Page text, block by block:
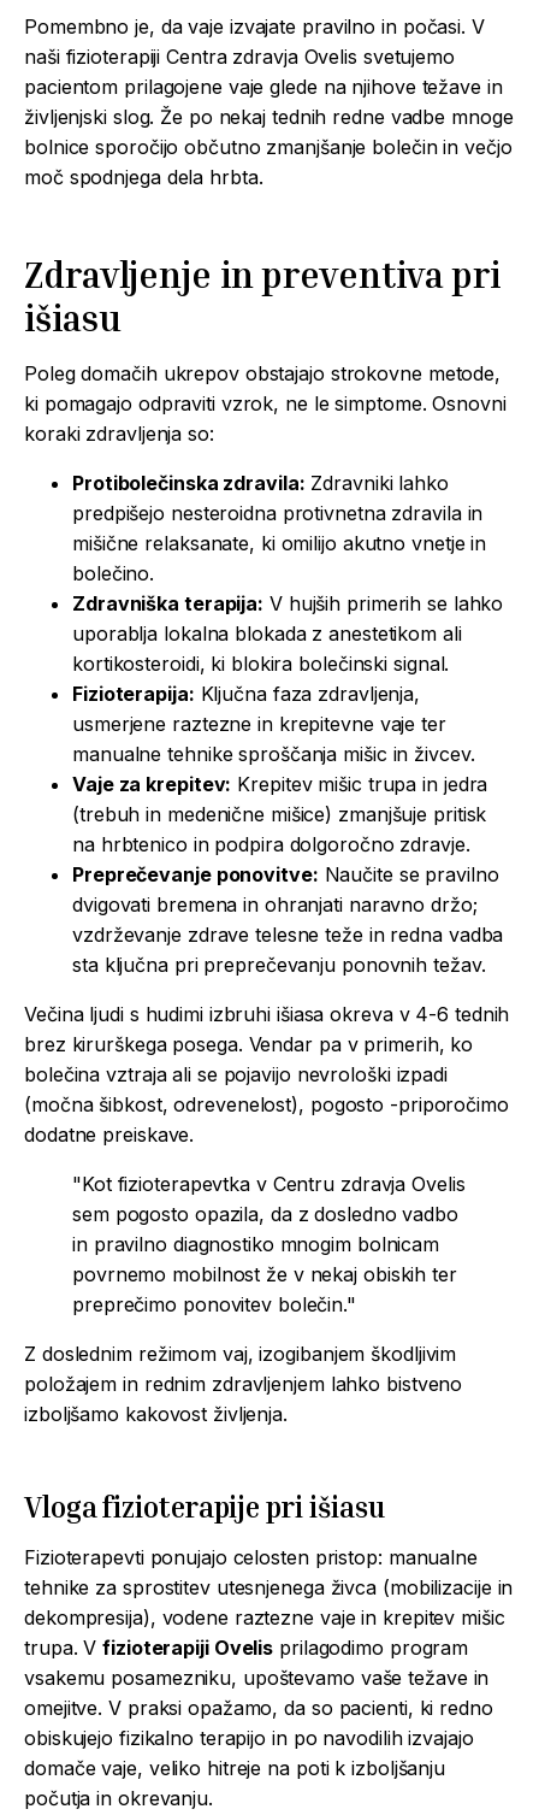
Pomembno je, da vaje izvajate pravilno in počasi. V
naši fizioterapiji Centra zdravja Ovelis svetujemo
pacientom prilagojene vaje glede na njihove težave in
življenjski slog. Že po nekaj tednih redne vadbe mnoge
bolnice sporočijo občutno zmanjšanje bolečin in večjo
moč spodnjega dela hrbta.
Zdravljenje in preventiva pri
išiasu
Poleg domačih ukrepov obstajajo strokovne metode,
ki pomagajo odpraviti vzrok, ne le simptome. Osnovni
koraki zdravljenja so:
Protibolečinska zdravila: Zdravniki lahko
predpišejo nesteroidna protivnetna zdravila in
mišične relaksanate, ki omilijo akutno vnetje in
bolečino.
Zdravniška terapija: V hujših primerih se lahko
uporablja lokalna blokada z anestetikom ali
kortikosteroidi, ki blokira bolečinski signal.
Fizioterapija: Ključna faza zdravljenja,
usmerjene raztezne in krepitevne vaje ter
manualne tehnike sproščanja mišic in živcev.
Vaje za krepitev: Krepitev mišic trupa in jedra
(trebuh in medenične mišice) zmanjšuje pritisk
na hrbtenico in podpira dolgoročno zdravje.
Preprečevanje ponovitve: Naučite se pravilno
dvigovati bremena in ohranjati naravno držo;
vzdrževanje zdrave telesne teže in redna vadba
sta ključna pri preprečevanju ponovnih težav.
Večina ljudi s hudimi izbruhi išiasa okreva v 4-6 tednih
brez kirurškega posega. Vendar pa v primerih, ko
bolečina vztraja ali se pojavijo nevrološki izpadi
(močna šibkost, odrevenelost), pogosto -priporočimo
dodatne preiskave.
"Kot fizioterapevtka v Centru zdravja Ovelis
sem pogosto opazila, da z dosledno vadbo
in pravilno diagnostiko mnogim bolnicam
povrnemo mobilnost že v nekaj obiskih ter
preprečimo ponovitev bolečin."
Z doslednim režimom vaj, izogibanjem škodljivim
položajem in rednim zdravljenjem lahko bistveno
izboljšamo kakovost življenja.
Vloga fizioterapije pri išiasu
Fizioterapevti ponujajo celosten pristop: manualne
tehnike za sprostitev utesnjenega živca (mobilizacije in
dekompresija), vodene raztezne vaje in krepitev mišic
trupa. Vfizioterapiji Ovelis prilagodimo program
vsakemu posamezniku, upoštevamo vaše težave in
omejitve. V praksi opažamo, da so pacienti, ki redno
obiskujejo fizikalno terapijo in po navodilih izvajajo
domače vaje, veliko hitreje na poti k izboljšanju
počutja in okrevanju.